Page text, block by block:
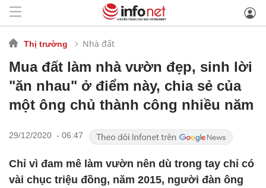
Thị trường Nhà đất
Mua đất làm nhà vườn đẹp, sinh lời
"ăn nhau" ở điểm này, chia sẻ của
một ông chủ thành công nhiều năm
29/12/2020 - 06:47
Chỉ vì đam mê làm vườn nên dù trong tay chỉ có
vài chục triệu đồng, năm 2015, người đàn ông